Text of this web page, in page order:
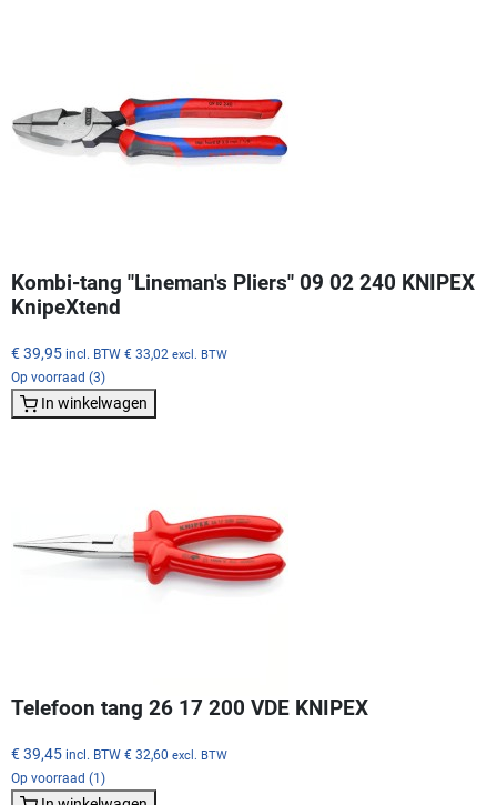
Kombi-tang "Lineman's Pliers" 09 02 240 KNIPEX
KnipeXtend
€ 39,95 incl. BTW € 33,02 excl. BTW
Op voorraad (3)
In winkelwagen
Telefoon tang 26 17 200 VDE KNIPEX
€ 39,45 incl. BTW € 32,60 excl. BTW
Op voorraad (1)